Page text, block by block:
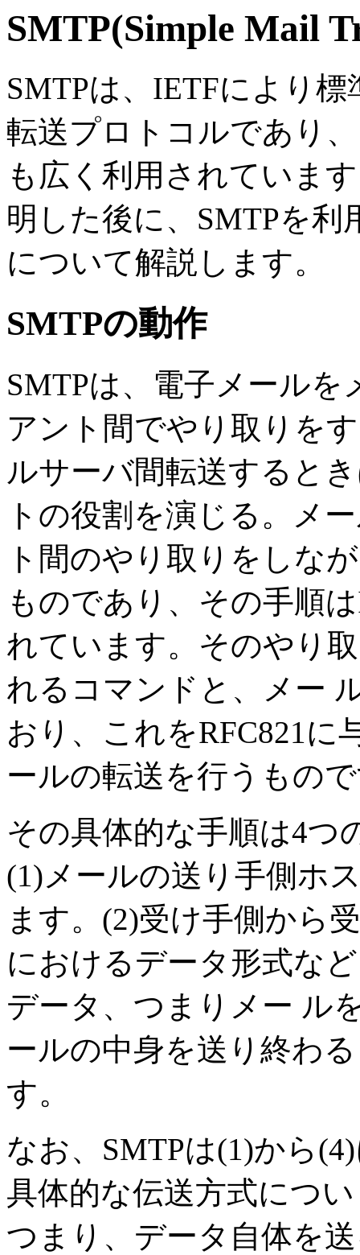
SMTP(Simple Mail
SMTPは、IETFにより
転送プロトコルであり
も広く利用されていま
明した後に、SMTPを
について解説します。
SMTPの動作
SMTPは、電子メール
アント間でやり取りを
ルサーバ間転送すると
トの役割を演じる。メ
ト間のやり取りをしな
ものであり、その手順
れています。そのやり
れるコマンドと、メー
おり、これをRFC821に
ールの転送を行うもの
その具体的な手順は4つ
(1)メールの送り手側ホ
ます。(2)受け手側から
におけるデータ形式な
データ、つまりメー ル
ールの中身を送り終わ
す。
なお、SMTPは(1)から
具体的な伝送方式につ
つまり、データ自体を